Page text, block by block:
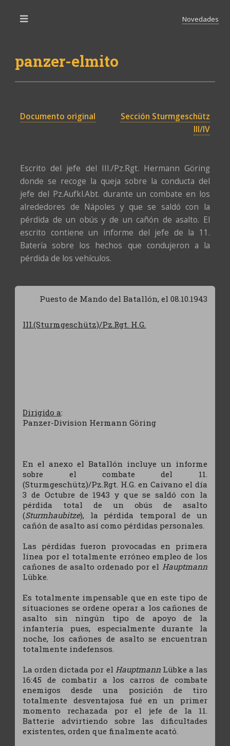
panzer-elmito
Novedades
Documento original
Sección Sturmgeschütz
III/IV
Escrito del jefe del III./Pz.Rgt. Hermann Göring
donde se recoge la queja sobre la conducta del
jefe del Pz.Aufkl.Abt. durante un combate en los
alrededores de Nápoles y que se saldó con la
pérdida de un obús y de un cañón de asalto. El
escrito contiene un informe del jefe de la 11.
Batería sobre los hechos que condujeron a la
pérdida de los vehículos.
Puesto de Mando del Batallón, el 08.10.1943
III.(Sturmgeschütz)/Pz.Rgt. H.G.
Dirigido a:
Panzer-Division Hermann Göring
En el anexo el Batallón incluye un informe
sobre el combate del 11.
(Sturmgeschütz)/Pz.Rgt. H.G. en Caivano el día
3 de Octubre de 1943 y que se saldó con la
pérdida total de un obús de asalto
(Sturmhaubitze), la pérdida temporal de un
cañón de asalto así como pérdidas personales.
Las pérdidas fueron provocadas en primera
línea por el totalmente erróneo empleo de los
cañones de asalto ordenado por el Hauptmann
Lübke.
Es totalmente impensable que en este tipo de
situaciones se ordene operar a los cañones de
asalto sin ningún tipo de apoyo de la
infantería pues, especialmente durante la
noche, los cañones de asalto se encuentran
totalmente indefensos.
La orden dictada por el HauptmannLübke a las
16:45 de combatir a los carros de combate
enemigos desde una posición de tiro
totalmente desventajosa fué en un primer
momento rechazada por el jefe de la 11.
Batterie advirtiendo sobre las dificultades
existentes, orden que finalmente acató.